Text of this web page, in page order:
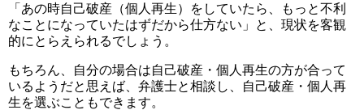
「あの時自己破産（個人再生）をしていたら、もっと不利
なことになっていたはずだから仕方ない」と、現状を客観
的にとらえられるでしょう。
もちろん、自分の場合は自己破産・個人再生の方が合って
いるようだと思えば、弁護士と相談し、自己破産・個人再
生を選ぶこともできます。